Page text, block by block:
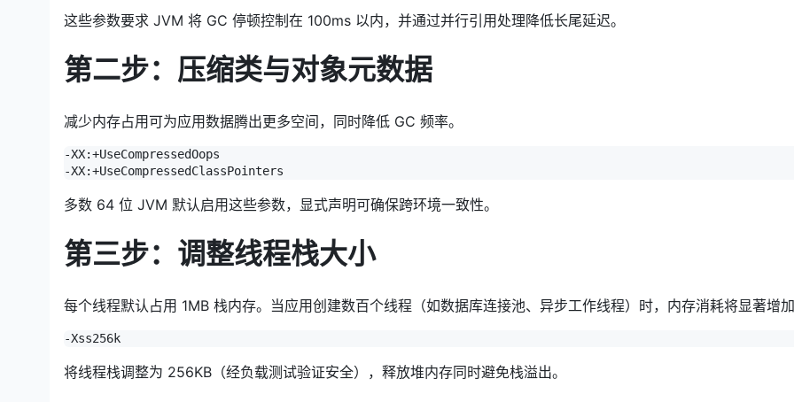
这些参数要求 JVM 将 GC 停顿控制在 100ms 以内，并通过并行引用处理降低长尾延迟。
第二步：压缩类与对象元数据
减少内存占用可为应用数据腾出更多空间，同时降低 GC 频率。
-XX:+UseCompressedOops
-XX:+UseCompressedClassPointers
多数 64 位 JVM 默认启用这些参数，显式声明可确保跨环境一致性。
第三步：调整线程栈大小
每个线程默认占用 1MB 栈内存。当应用创建数百个线程（如数据库连接池、异步工作线程）时，内存消耗将显著增
-Xss256k
将线程栈调整为 256KB（经负载测试验证安全），释放堆内存同时避免栈溢出。